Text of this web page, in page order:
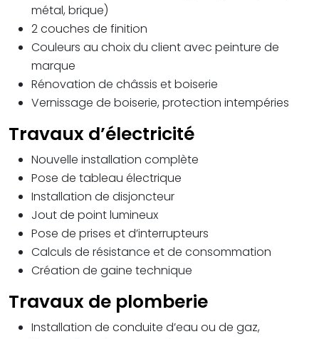
métal, brique)
2 couches de finition
Couleurs au choix du client avec peinture de
marque
Rénovation de châssis et boiserie
Vernissage de boiserie, protection intempéries
Travaux d’électricité
Nouvelle installation complète
Pose de tableau électrique
Installation de disjoncteur
Jout de point lumineux
Pose de prises et d’interrupteurs
Calculs de résistance et de consommation
Création de gaine technique
Travaux de plomberie
Installation de conduite d’eau ou de gaz,